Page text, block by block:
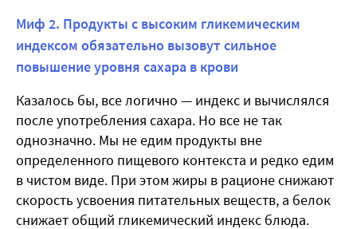
Миф 2. Продукты с высоким гликемическим
индексом обязательно вызовут сильное
повышение уровня сахара в крови
Казалось бы, все логично — индекс и вычислялся
после употребления сахара. Но все не так
однозначно. Мы не едим продукты вне
определенного пищевого контекста и редко едим
в чистом виде. При этом жиры в рационе снижают
скорость усвоения питательных веществ, а белок
снижает общий гликемический индекс блюда.